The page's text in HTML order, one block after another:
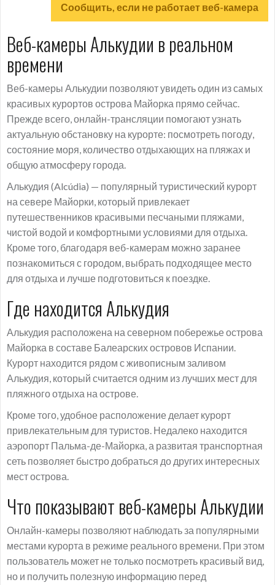
Сообщить, если не работает веб-камера
Веб-камеры Алькудии в реальном
времени
Веб-камеры Алькудии позволяют увидеть один из самых
красивых курортов острова Майорка прямо сейчас.
Прежде всего, онлайн-трансляции помогают узнать
актуальную обстановку на курорте: посмотреть погоду,
состояние моря, количество отдыхающих на пляжах и
общую атмосферу города.
Алькудия (Alcúdia) — популярный туристический курорт
на севере Майорки, который привлекает
путешественников красивыми песчаными пляжами,
чистой водой и комфортными условиями для отдыха.
Кроме того, благодаря веб-камерам можно заранее
познакомиться с городом, выбрать подходящее место
для отдыха и лучше подготовиться к поездке.
Где находится Алькудия
Алькудия расположена на северном побережье острова
Майорка в составе Балеарских островов Испании.
Курорт находится рядом с живописным заливом
Алькудия, который считается одним из лучших мест для
пляжного отдыха на острове.
Кроме того, удобное расположение делает курорт
привлекательным для туристов. Недалеко находится
аэропорт Пальма-де-Майорка, а развитая транспортная
сеть позволяет быстро добраться до других интересных
мест острова.
Что показывают веб-камеры Алькудии
Онлайн-камеры позволяют наблюдать за популярными
местами курорта в режиме реального времени. При этом
пользователь может не только посмотреть красивый вид,
но и получить полезную информацию перед